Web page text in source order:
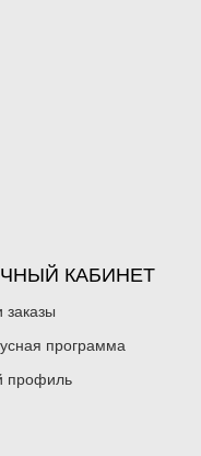
КАБИНЕТ
заказы
программа
профиль